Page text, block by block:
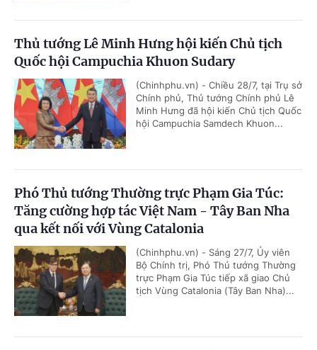
Thủ tướng Lê Minh Hưng hội kiến Chủ tịch
Quốc hội Campuchia Khuon Sudary
(Chinhphu.vn) - Chiều 28/7, tại Trụ sở
Chính phủ, Thủ tướng Chính phủ Lê
Minh Hưng đã hội kiến Chủ tịch Quốc
hội Campuchia Samdech Khuon...
Phó Thủ tướng Thường trực Phạm Gia Túc:
Tăng cường hợp tác Việt Nam - Tây Ban Nha
qua kết nối với Vùng Catalonia
(Chinhphu.vn) - Sáng 27/7, Ủy viên
Bộ Chính trị, Phó Thủ tướng Thường
trực Phạm Gia Túc tiếp xã giao Chủ
tịch Vùng Catalonia (Tây Ban Nha)...